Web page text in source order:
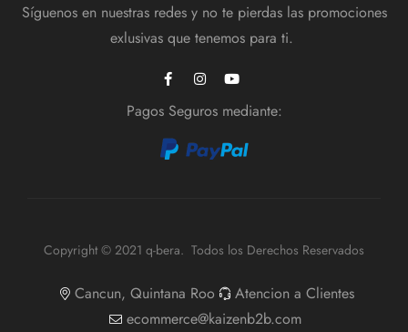
Síguenos en nuestras redes y no te pierdas las promociones
exlusivas que tenemos para ti.
Pagos Seguros mediante:
Copyright © 2021 q-bera. Todos los Derechos Reservados
Cancun, Quintana Roo
Atencion a Clientes
ecommerce@kaizenb2b.com